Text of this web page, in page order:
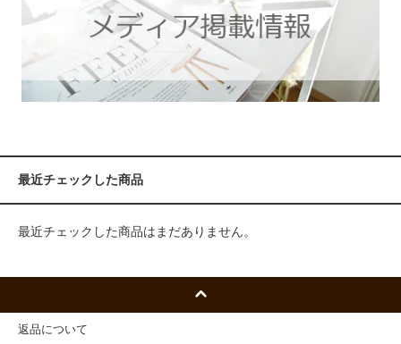
最近チェックした商品
最近チェックした商品はまだありません。
返品について